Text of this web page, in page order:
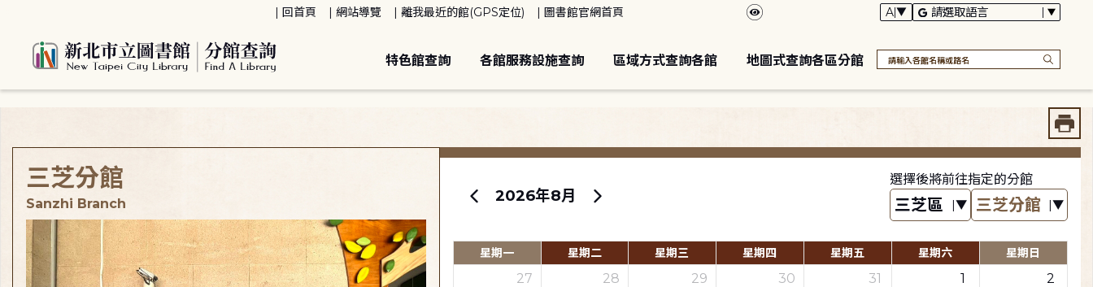
回首頁 網站導覽 離我最近的館(GPS定位) 圖書館官網首頁
特色館查詢 各館服務設施查詢 區域方式查詢各館 地圖式查詢各區分館
2026年8月
選擇後將前往指定的分館
星期一 星期二 星期三 星期四 星期五 星期六 星期日
27
28
29
30
31
1
2
三芝分館
Sanzhi Branch